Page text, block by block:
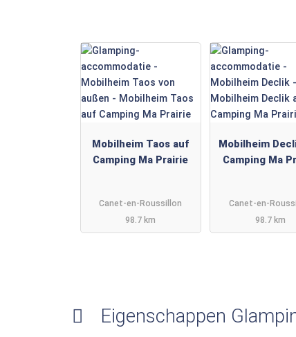
Mobilheim Taos auf
Camping Ma Prairie
Canet-en-Roussillon
98.7 km
Mobilheim
Camping Ma
Canet-en-
98.7 km
Eigenschappen